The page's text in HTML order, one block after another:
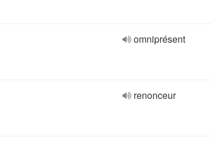
omniprésent
renonceur